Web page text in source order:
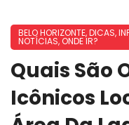
BELO HORIZONTE,DICAS,
NOTÍCIAS, ONDE IR?
Quais São
Icônicos